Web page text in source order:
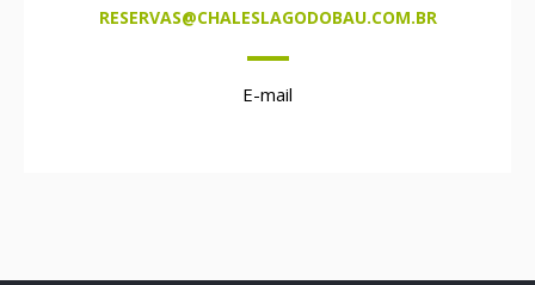
RESERVAS@CHALESLAGODOBAU.COM.BR
E-mail